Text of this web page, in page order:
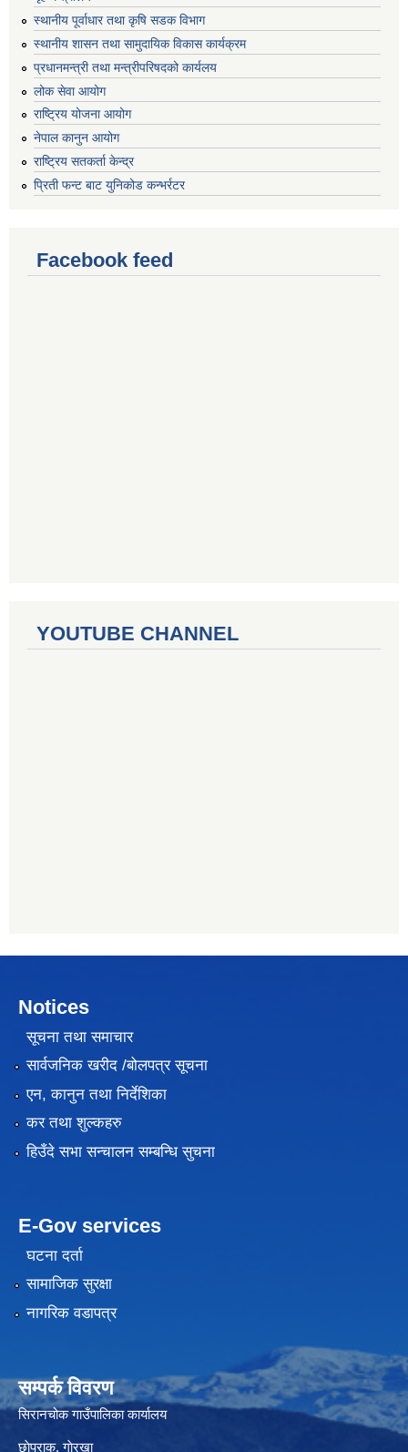
स्थानीय पूर्वाधार तथा कृषि सडक विभाग
स्थानीय शासन तथा सामुदायिक विकास कार्यक्रम
प्रधानमन्त्री तथा मन्त्रीपरिषदको कार्यलय
लोक सेवा आयोग
राष्ट्रिय योजना आयोग
नेपाल कानुन आयोग
राष्ट्रिय सतकर्ता केन्द्र
प्रिती फन्ट बाट युनिकोड कन्भर्रटर
Facebook feed
YOUTUBE CHANNEL
Notices
सूचना तथा समाचार
सार्वजनिक खरीद /बोलपत्र सूचना
एन, कानुन तथा निर्देशिका
कर तथा शुल्कहरु
हिउँदे सभा सन्चालन सम्बन्धि सुचना
E-Gov services
घटना दर्ता
सामाजिक सुरक्षा
नागरिक वडापत्र
सम्पर्क विवरण
सिरानचोक गाउँपालिका कार्यालय
छाेप्राक, गाेरखा